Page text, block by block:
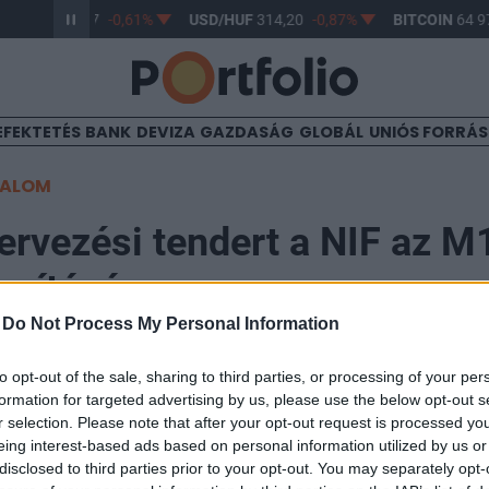
Do Not Process My Personal Information
opt-out of the sale, sharing to third parties, or processing of your
for targeted advertising by us, please use the below opt-out
selection. Please note that after your opt-out request is processed
interest-based ads based on personal information utilized by us
to third parties prior to your opt-out. You may separately
363,17 -0,61% USD/HUF 314,20 -0,87% BITCOIN64
BANK DEVIZA GAZDASÁG GLOBÁL UNIÓS
tendert a NIF az
Fejlesztő (NIF) Zrt. nyílt közbeszerzést írt ki a
alakításának tervezésére - a felhívás a szerdai